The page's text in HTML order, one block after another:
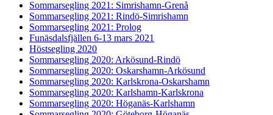
Sommarsegling 2021: Simrishamn-Grenå
Sommarsegling 2021: Rindö-Simrishamn
Sommarsegling 2021: Prolog
Funäsdalsfjällen 6-13 mars 2021
Höstsegling 2020
Sommarsegling 2020: Arkösund-Rindö
Sommarsegling 2020: Oskarshamn-Arkösund
Sommarsegling 2020: Karlskrona-Oskarshamn
Sommarsegling 2020: Karlshamn-Karlskrona
Sommarsegling 2020: Höganäs-Karlshamn